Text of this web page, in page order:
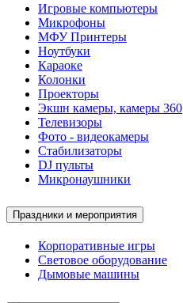
Игровые компьютеры
Микрофоны
МФУ Принтеры
Ноутбуки
Караоке
Колонки
Проекторы
Экшн камеры, камеры 360
Телевизоры
Фото - видеокамеры
Стабилизаторы
DJ пульты
Микронаушники
Праздники и мероприятия
Корпоративные игры
Световое оборудование
Дымовые машины